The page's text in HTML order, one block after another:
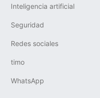
Inteligencia artificial
Seguridad
Redes sociales
timo
WhatsApp